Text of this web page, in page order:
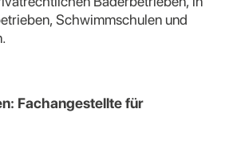
Schwimmschulen und
Fachangestellte für